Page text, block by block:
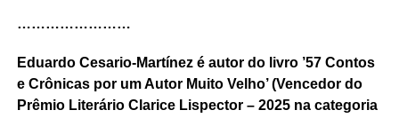
……………………
Eduardo Cesario-Martínez é autor do livro ’57 Contos
e Crônicas por um Autor Muito Velho’ (Vencedor do
Prêmio Literário Clarice Lispector – 2025 na categoria